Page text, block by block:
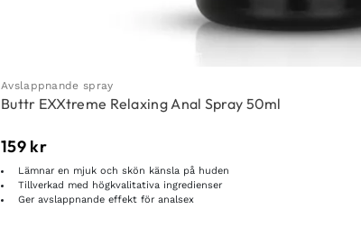
Avslappnande spray
Buttr EXXtreme Relaxing Anal Spray 50ml
159 kr
Lämnar en mjuk och skön känsla på huden
Tillverkad med högkvalitativa ingredienser
Ger avslappnande effekt för analsex